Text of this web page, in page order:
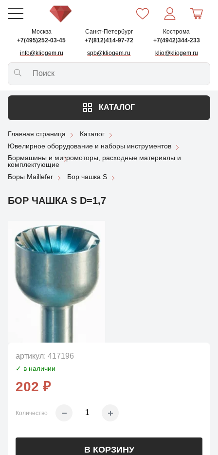
Москва
+7(495)252-03-45
info@kliogem.ru
Санкт-Петербург
+7(812)414-97-72
spb@kliogem.ru
Кострома
+7(4942)344-233
klio@kliogem.ru
КАТАЛОГ
Главная страница
Каталог
Ювелирное оборудование и наборы инструментов
Бормашины и микромоторы, расходные материалы и
комплектующие
Боры Maillefer
Бор чашка S
БОР ЧАШКА S D=1,7
артикул: 417196
✓ в наличии
202 ₽
Количество
В КОРЗИНУ